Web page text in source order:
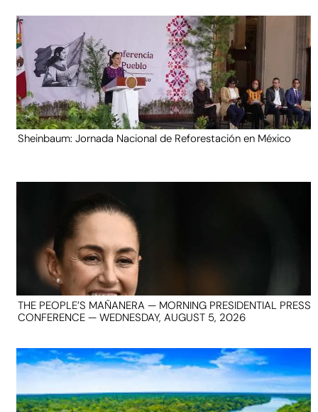
Sheinbaum: Jornada Nacional de Reforestación en México
THE PEOPLE’S MAÑANERA — MORNING PRESIDENTIAL PRESS
CONFERENCE — WEDNESDAY, AUGUST 5, 2026